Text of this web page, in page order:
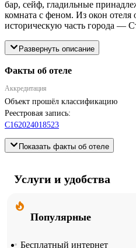
бар, сейф, гладильные
комната с феном. Из окон отеля
историческую часть города —
Развернуть описание
Факты об отеле
Аккредитация
Объект прошёл классификацию
Реестровая запись:
С162024018523
Показать факты об отеле
Услуги и удобства
Популярные
Бесплатный интернет